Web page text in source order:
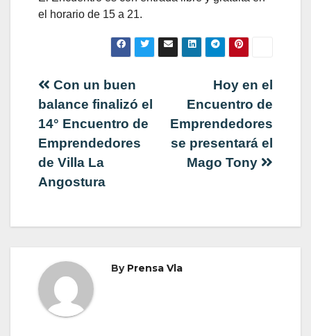
el horario de 15 a 21.
Navegación
de
entradas
Hoy en el
Encuentro de
Emprendedores
se presentará el
Mago Tony
Con un buen
balance finalizó el
14° Encuentro de
Emprendedores
de Villa La
Angostura
By Prensa Vla